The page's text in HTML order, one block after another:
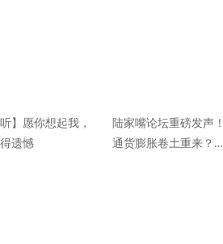
听】愿你想起我，
遗憾
陆家嘴论坛重磅发声！
通货膨胀卷土重来？楼